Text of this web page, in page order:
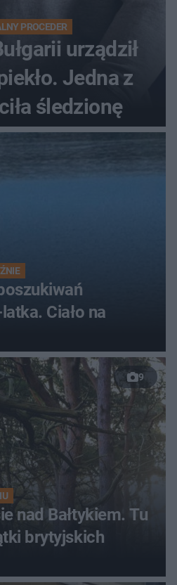
PROCEDER
urządził
Jedna z
śledzionę
Ciało na
9
nad Bałtykiem. Tu
brytyjskich